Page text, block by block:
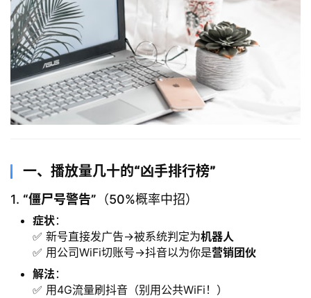
一、 播放量几十的“凶手排行榜”​
1. ​ ​“僵尸号警告”​ ​（50%概率中招）
症状：
✅ 新号直接发广告→被系统判定为机器人
✅ 用公司WiFi切账号→抖音以为你是营销团伙
解法 ：
✅ 用4G流量刷抖音（别用公共WiFi！）